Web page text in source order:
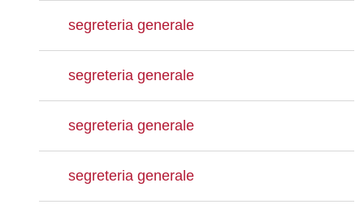
segreteria generale
segreteria generale
segreteria generale
segreteria generale